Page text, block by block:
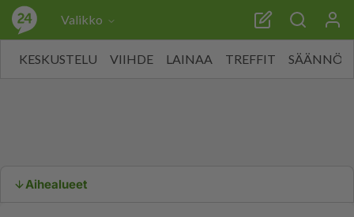
Valikko
KESKUSTELU VIIHDE LAINAA TREFFIT SÄÄNNÖT
Aihealueet